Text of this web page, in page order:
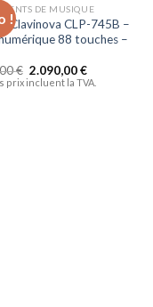
!
à la liste
d’envies
DE MUSIQUE
Clavinova CLP-745B –
88 touches –
€ 2.090,00€
prix incluent la TVA.